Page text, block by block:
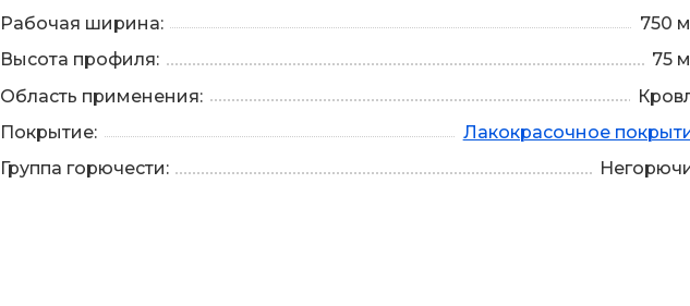
Рабочая ширина:
750
Высота профиля:
75
Область применения:
Покрытие:
Лакокрасочное
Группа горючести: